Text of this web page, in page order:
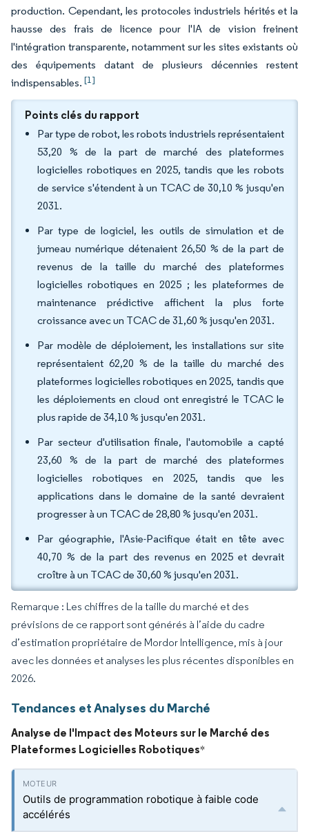
production. Cependant, les protocoles industriels hérités et la
hausse des frais de licence pour l'IA de vision freinent
l'intégration transparente, notamment sur les sites existants où
des équipements datant de plusieurs décennies restent
indispensables. [1]
Points clés du rapport
Par type de robot, les robots industriels représentaient
53,20 % de la part de marché des plateformes
logicielles robotiques en 2025, tandis que les robots
de service s'étendent à un TCAC de 30,10 % jusqu'en
2031.
Par type de logiciel, les outils de simulation et de
jumeau numérique détenaient 26,50 % de la part de
revenus de la taille du marché des plateformes
logicielles robotiques en 2025 ; les plateformes de
maintenance prédictive affichent la plus forte
croissance avec un TCAC de 31,60 % jusqu'en 2031.
Par modèle de déploiement, les installations sur site
représentaient 62,20 % de la taille du marché des
plateformes logicielles robotiques en 2025, tandis que
les déploiements en cloud ont enregistré le TCAC le
plus rapide de 34,10 % jusqu'en 2031.
Par secteur d'utilisation finale, l'automobile a capté
23,60 % de la part de marché des plateformes
logicielles robotiques en 2025, tandis que les
applications dans le domaine de la santé devraient
progresser à un TCAC de 28,80 % jusqu'en 2031.
Par géographie, l'Asie-Pacifique était en tête avec
40,70 % de la part des revenus en 2025 et devrait
croître à un TCAC de 30,60 % jusqu'en 2031.
Remarque : Les chiffres de la taille du marché et des
prévisions de ce rapport sont générés à l’aide du cadre
d’estimation propriétaire de Mordor Intelligence, mis à jour
avec les données et analyses les plus récentes disponibles en
2026.
Tendances et Analyses du Marché
Analyse de l'Impact des Moteurs sur le Marché des
Plateformes Logicielles Robotiques*
Outils de programmation robotique à faible code
accélérés